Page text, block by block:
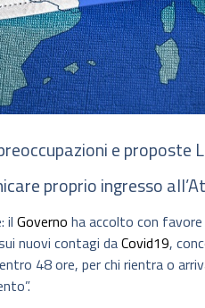
e proposte
proprio ingresso
il Governo ha accolto con favore
nuovi contagi daCovid19,
48 ore, per chi rientra o